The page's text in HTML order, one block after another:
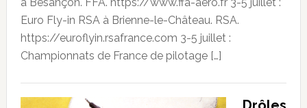
à Besançon. FFA. https://www.ffa-aero.fr 3-5 juillet :
Euro Fly-in RSA à Brienne-le-Château. RSA.
https://euroflyin.rsafrance.com 3-5 juillet :
Championnats de France de pilotage […]